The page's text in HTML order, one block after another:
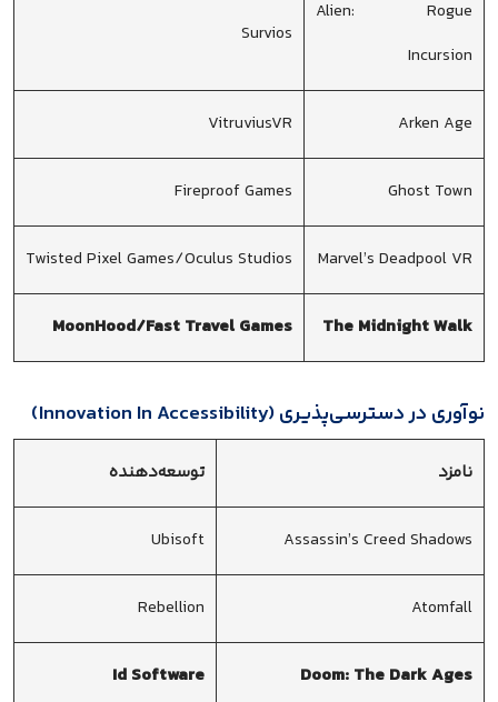
Alien: Rogue
Incursion
Survios
Arken Age
VitruviusVR
Ghost Town
Fireproof Games
Marvel’s Deadpool VR
Twisted Pixel Games/Oculus Studios
The Midnight Walk
MoonHood/Fast Travel Games
نوآوری در دسترسی‌پذیری (Innovation In Accessibility)
نامزد توسعه‌دهنده
Assassin’s Creed Shadows
Ubisoft
Atomfall
Rebellion
Doom: The Dark Ages
Id Software